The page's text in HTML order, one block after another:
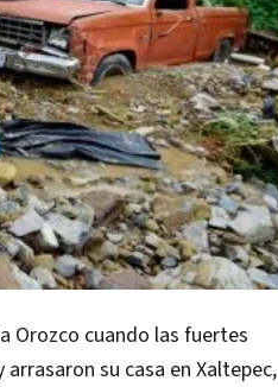
Orozco cuando las fuertes
su casa en Xaltepec,